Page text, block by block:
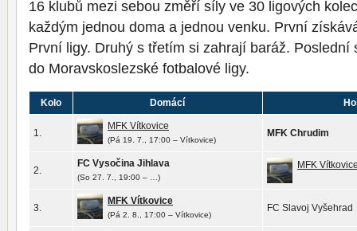
16 klubů mezi sebou změří síly ve 30 ligových
každým jednou doma a jednou venku. První
První ligy. Druhý s třetím si zahrají baráž. Poslední
do Moravskoslezské fotbalové ligy.
Kolo Domácí
1.
MFK Vítkovice
(Pá 19. 7., 17:00 – Vítkovice)
MFK Chrudim
2.
FC Vysočina Jihlava
(So 27. 7., 19:00 – …)
MFK
3.
MFK Vítkovice
(Pá 2. 8., 17:00 – Vítkovice)
FC Slavoj Vyšehrad